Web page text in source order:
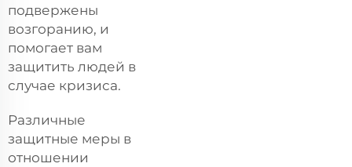
подвержены
возгоранию, и
помогает вам
защитить людей в
случае кризиса.
Различные
защитные меры в
отношении